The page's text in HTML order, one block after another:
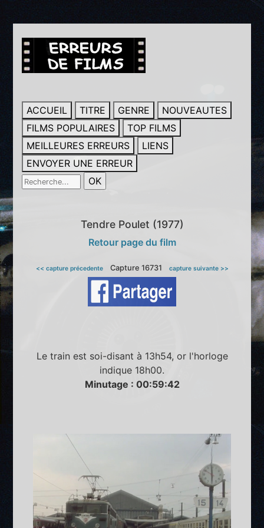
ACCUEIL TITRE GENRE
NOUVEAUTES
FILMS POPULAIRES
TOP FILMS
MEILLEURES ERREURS
LIENS
ENVOYER UNE ERREUR
Tendre Poulet (1977)
Retour page du film
<< capture précedenteCapture 16731 capture suivante >>
Le train est soi-disant à 13h54, or l'horloge
indique 18h00.
Minutage : 00:59:42